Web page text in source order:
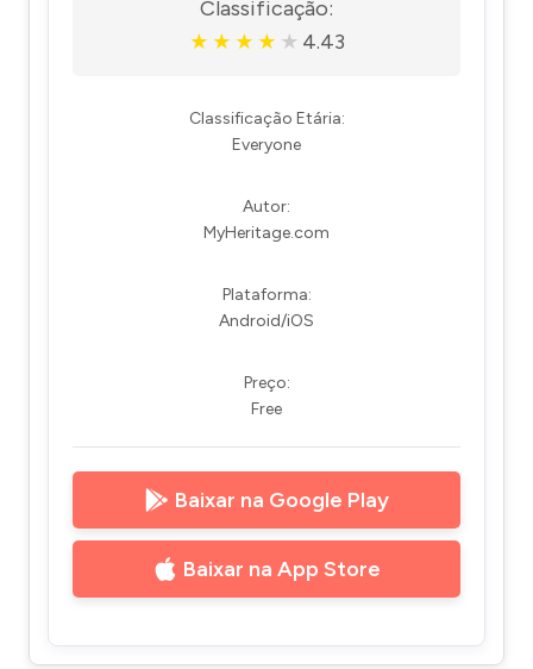
Classificação:
★ ★ ★ ★ ★ 4.43
Classificação Etária:
Everyone
Autor:
MyHeritage.com
Plataforma:
Android/iOS
Preço:
Free
Baixar na Google Play
Baixar na App Store